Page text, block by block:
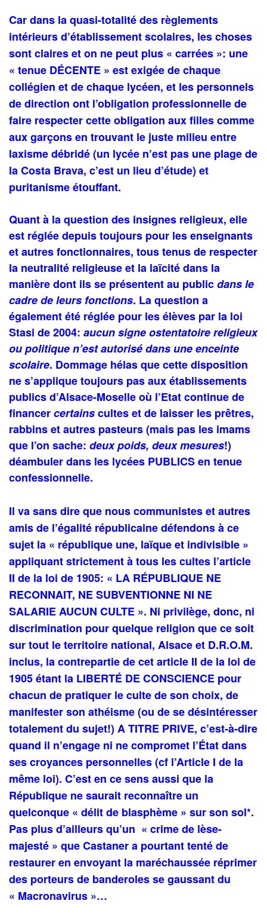
Car dans la quasi-totalité des règlements
intérieurs d’établissement scolaires, les choses
sont claires et on ne peut plus « carrées »: une
« tenue DÉCENTE » est exigée de chaque
collégien et de chaque lycéen, et les personnels
de direction ont l’obligation professionnelle de
faire respecter cette obligation aux filles comme
aux garçons en trouvant le juste milieu entre
laxisme débridé (un lycée n’est pas une plage de
la Costa Brava, c’est un lieu d’étude) et
puritanisme étouffant.
Quant à la question des insignes religieux, elle
est réglée depuis toujours pour les enseignants
et autres fonctionnaires, tous tenus de respecter
la neutralité religieuse et la laïcité dans la
manière dont ils se présentent au publicdans le
cadre de leurs fonctions. La question a
également été réglée pour les élèves par la loi
Stasi de 2004: aucun signe ostentatoire religieux
ou politique n’est autorisé dans une enceinte
scolaire. Dommage hélas que cette disposition
ne s’applique toujours pas aux établissements
publics d’Alsace-Moselle où l’Etat continue de
financercertainscultes et de laisser les prêtres,
rabbins et autres pasteurs (mais pas les imams
que l’on sache: deux poids, deux mesures!)
déambuler dans les lycées PUBLICS en tenue
confessionnelle.
Il va sans dire que nous communistes et autres
amis de l’égalité républicaine défendons à ce
sujet la « république une, laïque et indivisible »
appliquant strictement à tous les cultes l’article
II de la loi de 1905: « LA RÉPUBLIQUE NE
RECONNAIT, NE SUBVENTIONNE NI NE
SALARIE AUCUN CULTE ». Ni privilège, donc, ni
discrimination pour quelque religion que ce soit
sur tout le territoire national, Alsace et D.R.O.M.
inclus, la contrepartie de cet article II de la loi de
1905 étant la LIBERTÉ DE CONSCIENCE pour
chacun de pratiquer le culte de son choix, de
manifester son athéisme (ou de se désintéresser
totalement du sujet!) A TITRE PRIVE, c’est-à-dire
quand il n’engage ni ne compromet l’État dans
ses croyances personnelles (cf l’Article I de la
même loi). C’est en ce sens aussi que la
République ne saurait reconnaître un
quelconque « délit de blasphème » sur son sol*.
Pas plus d’ailleurs qu’un « crime de lèse-
majesté » que Castaner a pourtant tenté de
restaurer en envoyant la maréchaussée réprimer
des porteurs de banderoles se gaussant du
« Macronavirus »…